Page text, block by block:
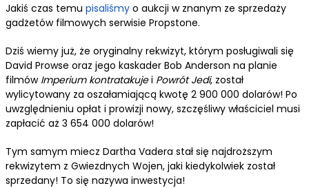
Jakiś czas temu pisaliśmyo aukcji w znanym ze sprzedaży
gadżetów filmowych serwisie Propstone.
Dziś wiemy już, że oryginalny rekwizyt, którym posługiwali się
David Prowse oraz jego kaskader Bob Anderson na planie
filmów Imperium kontratakujei Powrót Jedi, został
wylicytowany za oszałamiającą kwotę 2 900 000 dolarów! Po
uwzględnieniu opłat i prowizji nowy, szczęśliwy właściciel musi
zapłacić aż 3 654 000 dolarów!
Tym samym miecz Dartha Vadera stał się najdroższym
rekwizytem z Gwiezdnych Wojen, jaki kiedykolwiek został
sprzedany! To się nazywa inwestycja!